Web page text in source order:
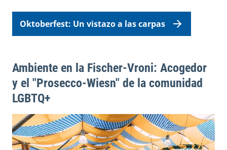
Oktoberfest: Un vistazo a las carpas
Ambiente en la Fischer-Vroni: Acogedor
y el "Prosecco-Wiesn" de la comunidad
LGBTQ+